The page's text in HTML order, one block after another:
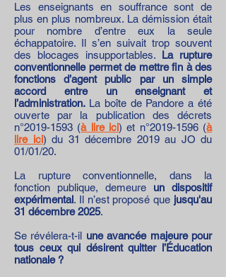
Les enseignants en souffrance sont de
plus en plus nombreux. La démission était
pour nombre d’entre eux la seule
échappatoire. Il s’en suivait trop souvent
des blocages insupportables. La rupture
conventionnelle permet de mettre fin à des
fonctions d’agent public par un simple
accord entre un enseignant et
l’administration. La boîte de Pandore a été
ouverte par la publication des décrets
n°2019-1593 (à lire ici) et n°2019-1596 (à
lire ici) du 31 décembre 2019 au JO du
01/01/20.
La rupture conventionnelle, dans la
fonction publique, demeure un dispositif
expérimental. Il n’est proposé que jusqu'au
31 décembre 2025.
Se révélera-t-il une avancée majeure pour
tous ceux qui désirent quitter l’Éducation
nationale ?